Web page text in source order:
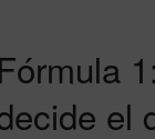
Fórmula
el